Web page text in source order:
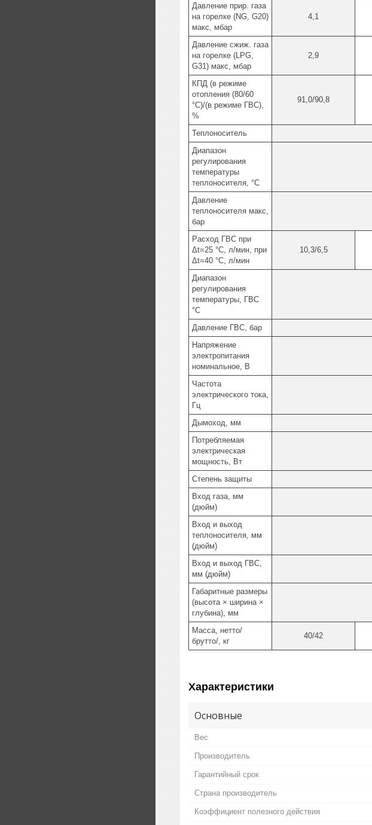
Давление прир. газа
на горелке (NG, G20)
макс, мбар
4,1
Давление сжиж. газа
на горелке (LPG,
G31) макс, мбар
2,9
КПД (в режиме
отопления (80/60
°C)/(в режиме ГВС),
%
91,0/90,8
Теплоноситель
Диапазон
регулирования
температуры
теплоносителя, °C
Давление
теплоносителя макс,
бар
Расход ГВС при
Δt=25 °C, л/мин, при
Δt=40 °C, л/мин
10,3/6,5
Диапазон
регулирования
температуры, ГВС
°C
Давление ГВС, бар
Напряжение
электропитания
номинальное, В
Частота
электрического тока,
Гц
Дымоход, мм
Потребляемая
электрическая
мощность, Вт
Степень защиты
Вход газа, мм
(дюйм)
Вход и выход
теплоносителя, мм
(дюйм)
Вход и выход ГВС,
мм (дюйм)
Габаритные размеры
(высота × ширина ×
глубина), мм
Масса, нетто/
брутто/, кг
40/42
Характеристики
Основные
Вес
Производитель
Гарантийный срок
Страна производитель
Коэффициент полезного действия